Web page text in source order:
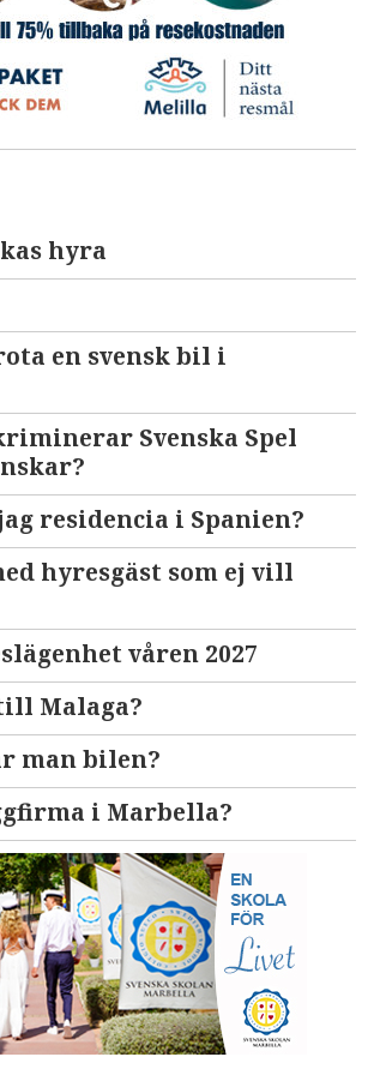
hyra
en svensk bil i
Svenska Spel
residencia i Spanien?
hyresgäst som ej vill
våren 2027
Malaga?
man bilen?
i Marbella?